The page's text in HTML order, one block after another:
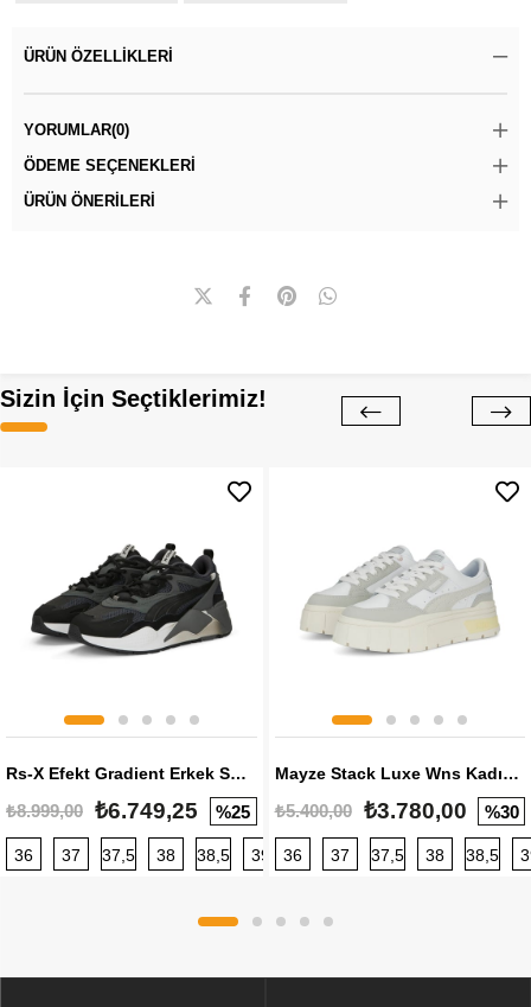
ÜRÜN ÖZELLIKLERI
YORUMLAR(0)
ÖDEME SEÇENEKLERI
ÜRÜN ÖNERILERI
Sizin İçin Seçtiklerimiz!
Rs-X Efekt Gradient Erkek Sneaker
₺8.999,00 ₺6.749,25 %25
36 37 37,5 38 38,5 39 40 40,5 41 42 42,5
Mayze Stack Luxe Wns Kadın Sneaker
₺5.400,00 ₺3.780,00 %30
36 37 37,5 38 38,5